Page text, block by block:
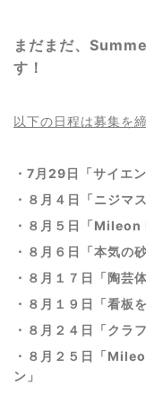
まだまだ、
す！
以下の日程は募集を
・7月29日「サイエ
・８月４日「ニジマ
・８月５日「Mileon
・８月６日「本気の
・８月１７日「陶芸
・８月１９日「看板
・８月２４日「クラ
・８月２５日
「
ン」